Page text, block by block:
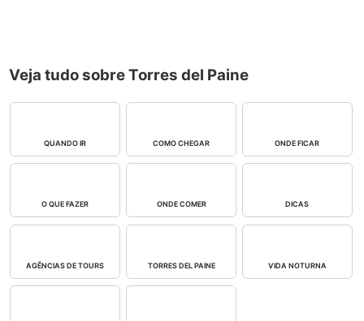
Veja tudo sobre Torres del Paine
QUANDO IR COMO CHEGAR ONDE FICAR
O QUE FAZER ONDE COMER DICAS
AGÊNCIAS DE TOURS TORRES DEL PAINE VIDA NOTURNA